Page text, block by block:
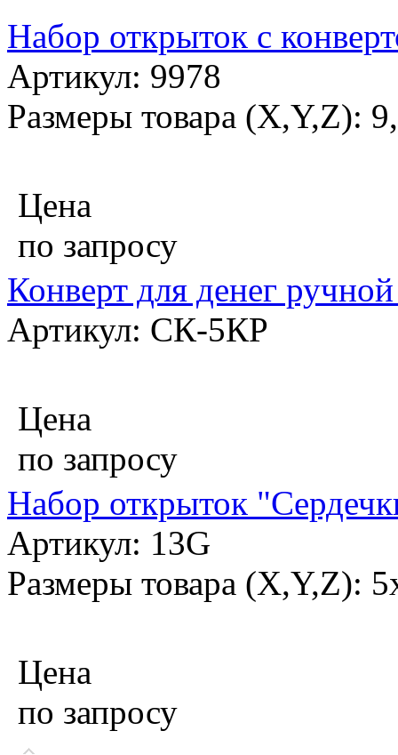
Набор открыток с
Артикул: 9978
Размеры товара (X,Y,Z):
Цена
по запросу
Конверт для денег
Артикул: СК-5КР
Цена
по запросу
Набор открыток
Артикул: 13G
Размеры товара (X,Y,Z):
Цена
по запросу